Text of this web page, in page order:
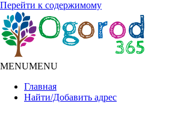
Перейти к содержимому
MENUMENU
Главная
Найти/Добавить адрес